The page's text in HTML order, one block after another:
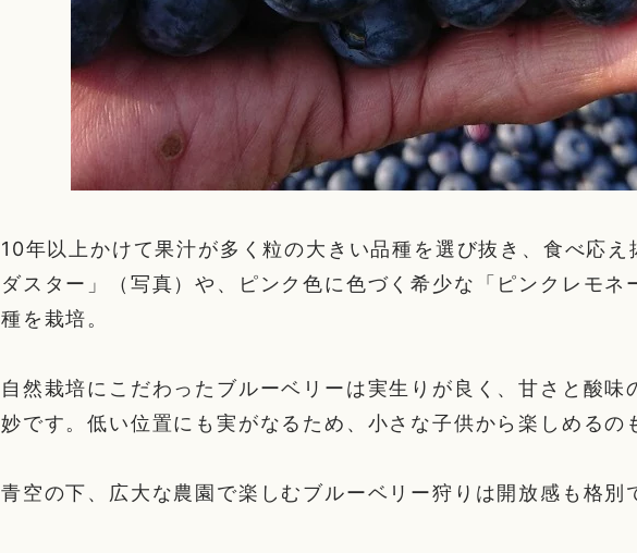
10年以上かけて果汁が多く粒の大きい品種を選び抜き、食べ応え
ダスター」（写真）や、ピンク色に色づく希少な「ピンクレモ
種を栽培。
自然栽培にこだわったブルーベリーは実生りが良く、甘さと酸味
妙です。低い位置にも実がなるため、小さな子供から楽しめるの
青空の下、広大な農園で楽しむブルーベリー狩りは開放感も格別